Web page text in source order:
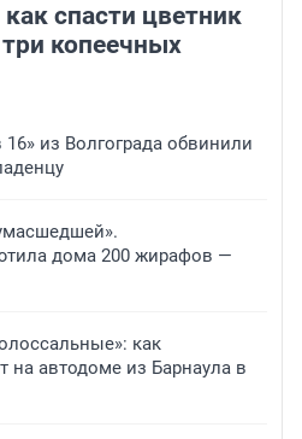
спасти цветник
копеечных
из Волгограда обвинили
дома 200 жирафов —
как
на автодоме из Барнаула в